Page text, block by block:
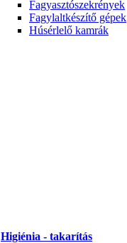
Fagyasztószekrények
Fagylaltkészítő gépek
Húsérlelő kamrák
Higiénia - takarítás